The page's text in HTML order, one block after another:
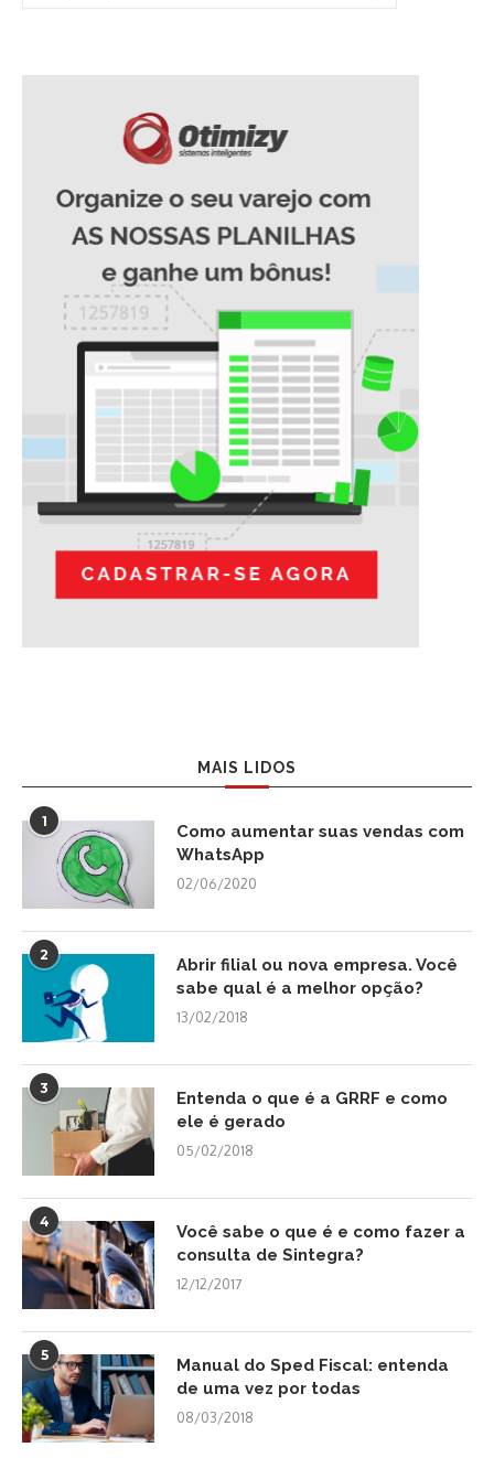
MAIS LIDOS
1
Como aumentar suas vendas com
WhatsApp
02/06/2020
2
Abrir filial ou nova empresa. Você
sabe qual é a melhor opção?
13/02/2018
3
Entenda o que é a GRRF e como
ele é gerado
05/02/2018
4
Você sabe o que é e como fazer a
consulta de Sintegra?
12/12/2017
5
Manual do Sped Fiscal: entenda
de uma vez por todas
08/03/2018